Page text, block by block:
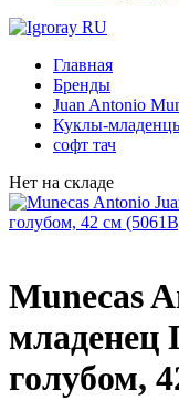
Главная
Бренды
Juan Antonio
Куклы-
софт тач
Нет на складе
Munecas
младенец
голубом,